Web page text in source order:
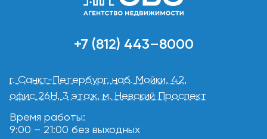
+7 (812) 443–8000
г. Санкт-Петербург, наб. Мойки, 42,
офис 26Н, 3 этаж, м. Невский Проспект
Время работы:
9:00 – 21:00 без выходных